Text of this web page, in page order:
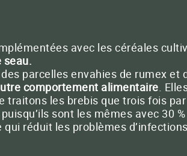
avec les céréales
seau.
parcelles envahies de rumex
comportement alimentaire.
traitons les brebis que trois fois
puisqu’ils sont les mêmes avec 30
qui réduit les problèmes